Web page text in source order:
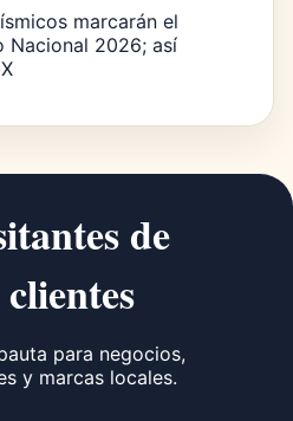
marcarán el
Nacional 2026; así
de
para negocios,
y marcas locales.